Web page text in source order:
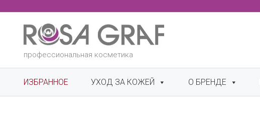
содержимому
профессиональная косметика
ИЗБРАННОЕ УХОД ЗА КОЖЕЙ О БРЕНДЕ